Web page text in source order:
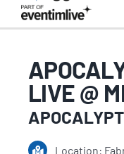
LIVE @
Location: